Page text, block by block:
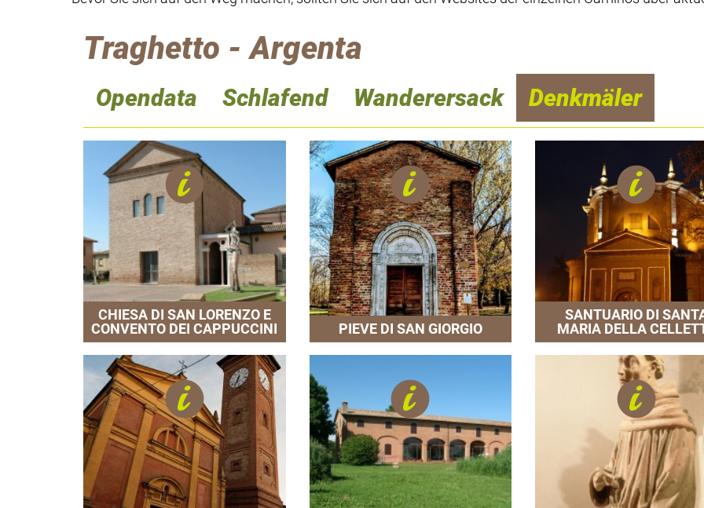
Traghetto - Argenta
Opendata Schlafend Wanderersack Denkmäler
CHIESA DI SAN LORENZO E
CONVENTO DEI CAPPUCCINI
PIEVE DI SAN GIORGIO
SANTUARIO DI
MARIA DELLA